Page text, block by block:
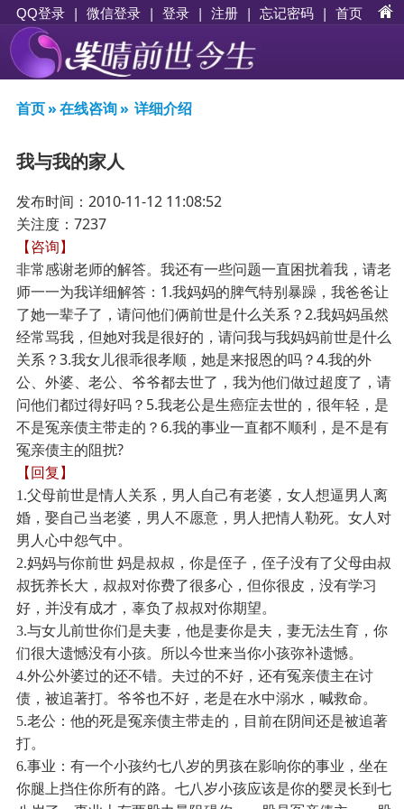
QQ登录 | 微信登录 | 登录 | 注册 | 忘记密码 | 首页
首页»在线咨询» 详细介绍
我与我的家人
发布时间：2010-11-12 11:08:52
关注度：7237
【咨询】
非常感谢老师的解答。我还有一些问题一直困扰着我，请老
师一一为我详细解答：1.我妈妈的脾气特别暴躁，我爸爸让
了她一辈子了，请问他们俩前世是什么关系？2.我妈妈虽然
经常骂我，但她对我是很好的，请问我与我妈妈前世是什么
关系？3.我女儿很乖很孝顺，她是来报恩的吗？4.我的外
公、外婆、老公、爷爷都去世了，我为他们做过超度了，请
问他们都过得好吗？5.我老公是生癌症去世的，很年轻，是
不是冤亲债主带走的？6.我的事业一直都不顺利，是不是有
冤亲债主的阻扰?
【回复】
1.父母前世是情人关系，男人自己有老婆，女人想逼男人离
婚，娶自己当老婆，男人不愿意，男人把情人勒死。女人对
男人心中怨气中。
2.妈妈与你前世 妈是叔叔，你是侄子，侄子没有了父母由叔
叔抚养长大，叔叔对你费了很多心，但你很皮，没有学习
好，并没有成才，辜负了叔叔对你期望。
3.与女儿前世你们是夫妻，他是妻你是夫，妻无法生育，你
们很大遗憾没有小孩。所以今世来当你小孩弥补遗憾。
4.外公外婆过的还不错。夫过的不好，还有冤亲债主在讨
债，被追著打。爷爷也不好，老是在水中溺水，喊救命。
5.老公：他的死是冤亲债主带走的，目前在阴间还是被追著
打。
6.事业：有一个小孩约七八岁的男孩在影响你的事业，坐在
你腿上挡住你所有的路。 七八岁小孩应该是你的婴灵长到七